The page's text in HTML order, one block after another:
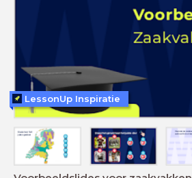
LessonUp Inspiratie